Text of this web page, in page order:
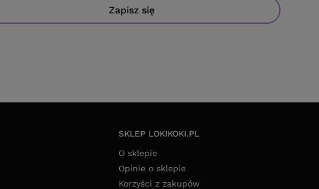
Zapisz się
SKLEP LOKIKOKI.PL
O sklepie
Opinie o sklepie
Korzyści z zakupów